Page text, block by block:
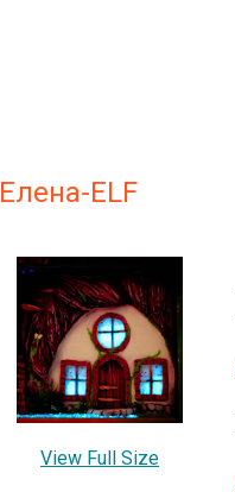
Елена-ELF
View Full Size